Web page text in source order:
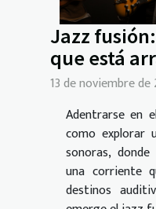
Jazz
que está
13 de noviembre de
Adentrarse en
como explorar
sonoras,
una corriente
destinos